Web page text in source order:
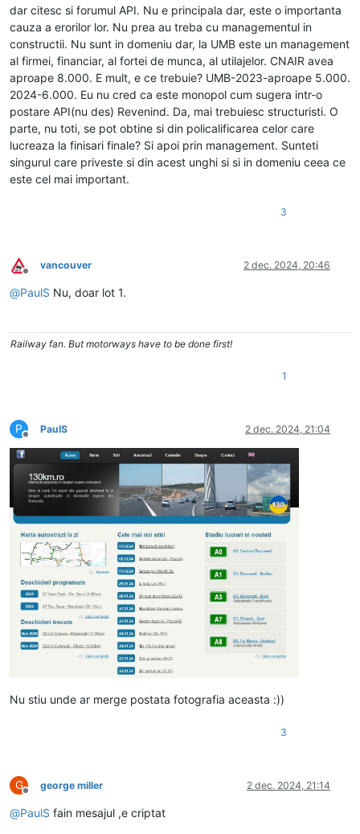
dar citesc si forumul API. Nu e principala dar, este o importanta
cauza a erorilor lor. Nu prea au treba cu managementul in
constructii. Nu sunt in domeniu dar, la UMB este un management
al firmei, financiar, al fortei de munca, al utilajelor. CNAIR avea
aproape 8.000. E mult, e ce trebuie? UMB-2023-aproape 5.000.
2024-6.000. Eu nu cred ca este monopol cum sugera intr-o
postare API(nu des) Revenind. Da, mai trebuiesc structuristi. O
parte, nu toti, se pot obtine si din policalificarea celor care
lucreaza la finisari finale? Si apoi prin management. Sunteti
singurul care priveste si din acest unghi si si in domeniu ceea ce
este cel mai important.
3
Deconectat
vancouver 2 dec. 2024, 20:46
@PaulS Nu, doar lot 1.
Railway fan. But motorways have to be done first!
1
P
Deconectat
PaulS 2 dec. 2024, 21:04
Nu stiu unde ar merge postata fotografia aceasta :))
3
G
Deconectat
george miller 2 dec. 2024, 21:14
@PaulS fain mesajul ,e criptat